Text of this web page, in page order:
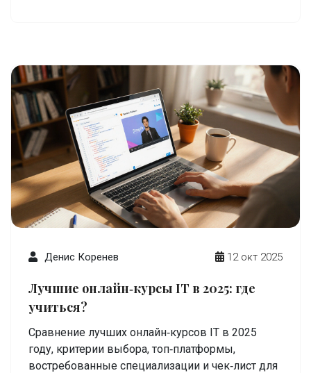
Денис Коренев 12 окт 2025
Лучшие онлайн‑курсы IT в 2025: где
учиться?
Сравнение лучших онлайн‑курсов IT в 2025
году, критерии выбора, топ‑платформы,
востребованные специализации и чек‑лист для